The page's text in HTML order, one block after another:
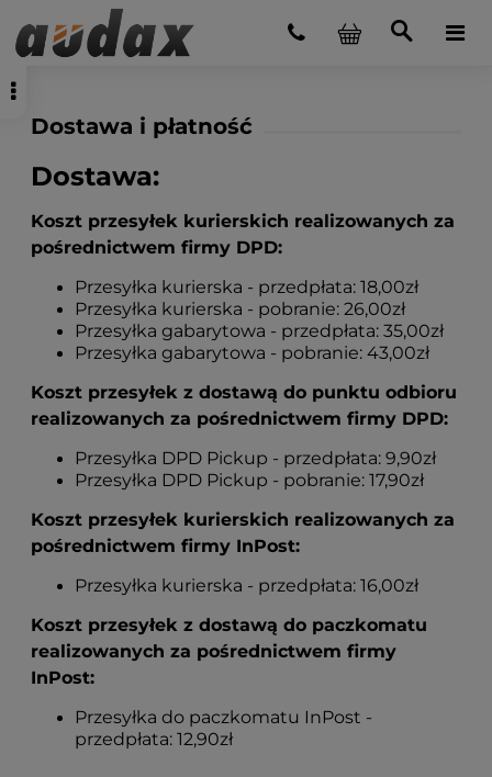
Dostawa i płatność
Dostawa:
Koszt przesyłek kurierskich realizowanych za
pośrednictwem firmy DPD:
Przesyłka kurierska - przedpłata: 18,00zł
Przesyłka kurierska - pobranie: 26,00zł
Przesyłka gabarytowa - przedpłata: 35,00zł
Przesyłka gabarytowa - pobranie: 43,00zł
Koszt przesyłek z dostawą do punktu odbioru
realizowanych za pośrednictwem firmy DPD:
Przesyłka DPD Pickup - przedpłata: 9,90zł
Przesyłka DPD Pickup - pobranie: 17,90zł
Koszt przesyłek kurierskich realizowanych za
pośrednictwem firmy InPost:
Przesyłka kurierska - przedpłata: 16,00zł
Koszt przesyłek z dostawą do paczkomatu
realizowanych za pośrednictwem firmy
InPost:
Przesyłka do paczkomatu InPost -
przedpłata: 12,90zł